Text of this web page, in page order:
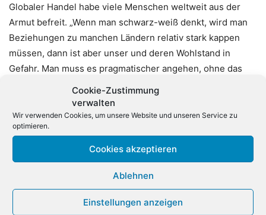
Cookie-Zustimmung
verwalten
Wir verwenden Cookies, um unsere Website und unseren Service zu
optimieren.
Cookies akzeptieren
Ablehnen
Einstellungen anzeigen
Globaler Handel habe viele Menschen weltweit aus der
Armut befreit. „Wenn man schwarz-weiß denkt, wird man
Beziehungen zu manchen Ländern relativ stark kappen
müssen, dann ist aber unser und deren Wohlstand in
Gefahr. Man muss es pragmatischer angehen, ohne das
DIHK-Präsident Adrian sagte, die meisten in China tätigen
deutschen Unternehmen produzierten vor Ort für den
chinesischen Markt. „Das wird in der Diskussion hier oft
übersehen. Und natürlich ist eine richtige Lehre aus den
Krisen der vergangenen Jahre, seine Geschäftsrisiken
stärker zu verteilen. Das tun die Unternehmen derzeit
sehr stark. Aber die Vorstellung, sich komplett von China